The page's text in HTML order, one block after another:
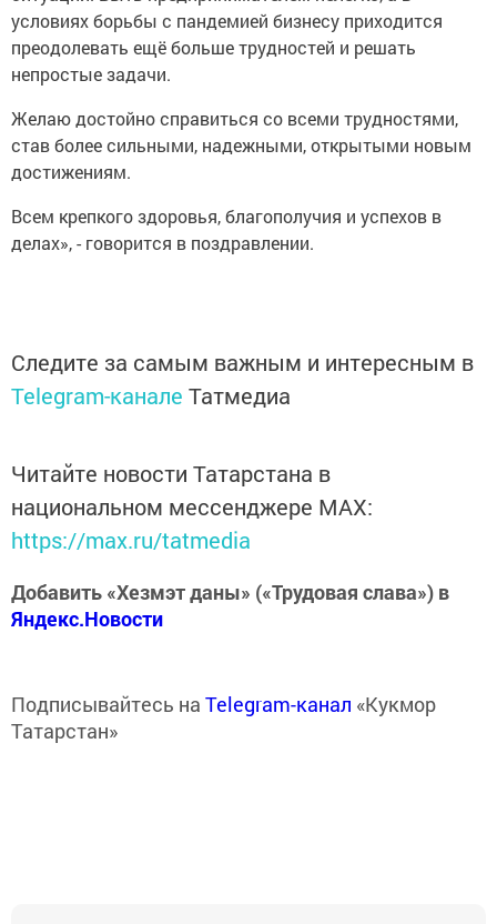
условиях борьбы с пандемией бизнесу приходится
преодолевать ещё больше трудностей и решать
непростые задачи.
Желаю достойно справиться со всеми трудностями,
став более сильными, надежными, открытыми новым
достижениям.
Всем крепкого здоровья, благополучия и успехов в
делах», - говорится в поздравлении.
Следите за самым важным и интересным в
Telegram-канале Татмедиа
Читайте новости Татарстана в
национальном мессенджере MАХ:
https://max.ru/tatmedia
Добавить «Хезмэт даны» («Трудовая слава») в
Яндекс.Новости
Подписывайтесь на Telegram-канал «Кукмор
Татарстан»